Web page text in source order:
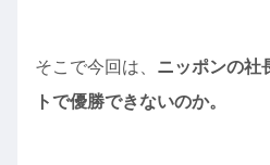
そこで今回は、 ニッポンの社
トで優勝できないのか。